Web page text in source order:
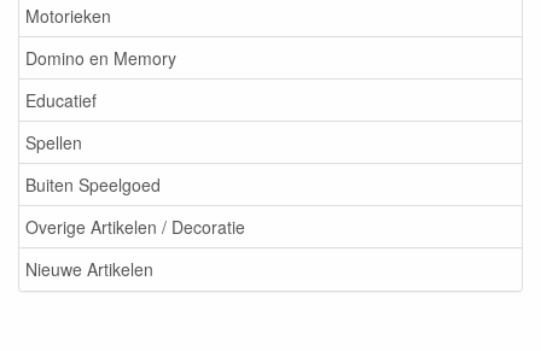
Motorieken
Domino en Memory
Educatief
Spellen
Buiten Speelgoed
Overige Artikelen / Decoratie
Nieuwe Artikelen